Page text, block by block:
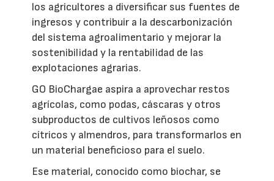
los agricultores a diversificar sus fuentes de
ingresos y contribuir a la descarbonización
del sistema agroalimentario y mejorar la
sostenibilidad y la rentabilidad de las
explotaciones agrarias.
GO BioChargae aspira a aprovechar restos
agrícolas, como podas, cáscaras y otros
subproductos de cultivos leñosos como
cítricos y almendros, para transformarlos en
un material beneficioso para el suelo.
Ese material, conocido como biochar, se